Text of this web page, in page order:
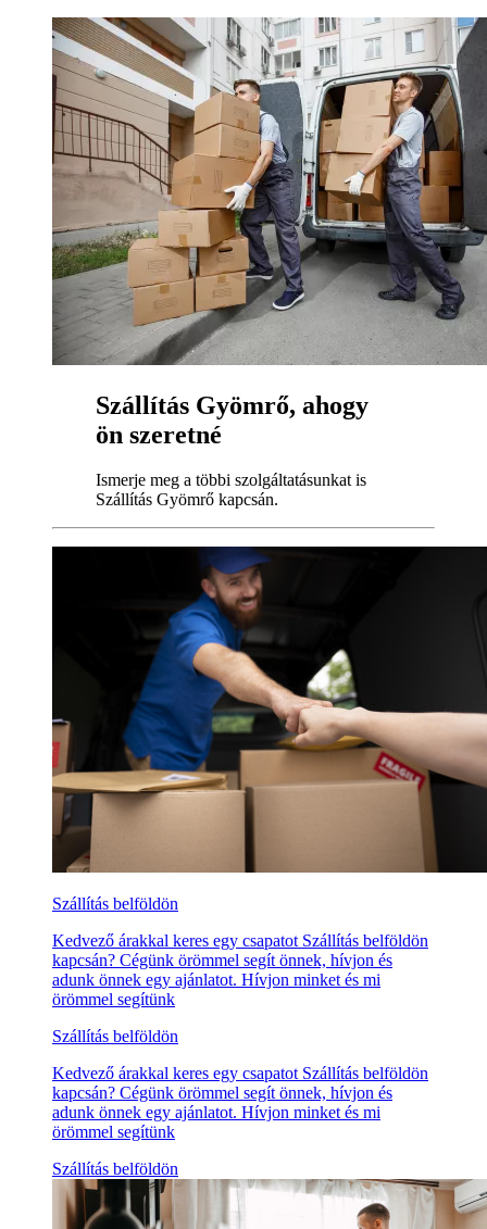
Szállítás Gyömrő, ahogy
ön szeretné
Ismerje meg a többi szolgáltatásunkat is
Szállítás Gyömrő kapcsán.
Szállítás belföldön
Kedvező árakkal keres egy csapatot Szállítás belföldön
kapcsán? Cégünk örömmel segít önnek, hívjon és
adunk önnek egy ajánlatot. Hívjon minket és mi
örömmel segítünk
Szállítás belföldön
Kedvező árakkal keres egy csapatot Szállítás belföldön
kapcsán? Cégünk örömmel segít önnek, hívjon és
adunk önnek egy ajánlatot. Hívjon minket és mi
örömmel segítünk
Szállítás belföldön